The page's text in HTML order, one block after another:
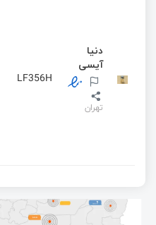
دنیا
آیسی
تهران
LF356H